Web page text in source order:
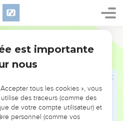
et dit : Monterai-je contre les
mes mains ? Et l'Éternel lui
; et David les y battit, et
par ma main, comme un
on appela ce lieu Baal-
et David commanda qu'on les
est importante
nous
tous les cookies », vous
des traceurs (comme des
de votre compte utilisateur) et
personnel (comme vos